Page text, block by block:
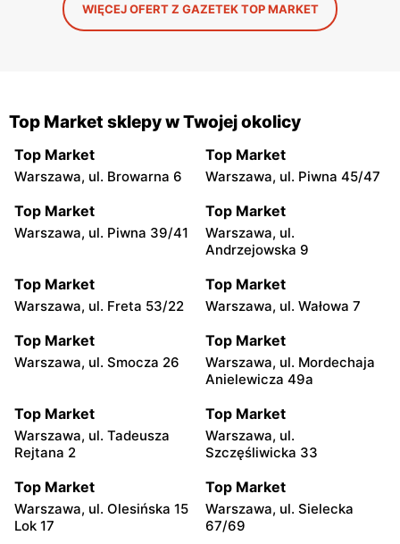
WIĘCEJ OFERT Z GAZETEK TOP MARKET
Top Market sklepy w Twojej okolicy
Top Market
Warszawa, ul. Browarna 6
Top Market
Warszawa, ul. Piwna 45/47
Top Market
Warszawa, ul. Piwna 39/41
Top Market
Warszawa, ul.
Andrzejowska 9
Top Market
Warszawa, ul. Freta 53/22
Top Market
Warszawa, ul. Wałowa 7
Top Market
Warszawa, ul. Smocza 26
Top Market
Warszawa, ul. Mordechaja
Anielewicza 49a
Top Market
Warszawa, ul. Tadeusza
Rejtana 2
Top Market
Warszawa, ul.
Szczęśliwicka 33
Top Market
Warszawa, ul. Olesińska 15
Lok 17
Top Market
Warszawa, ul. Sielecka
67/69